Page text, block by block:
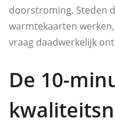
doorstroming. Steden
warmtekaarten
vraag daadwerkelijk
De 10-